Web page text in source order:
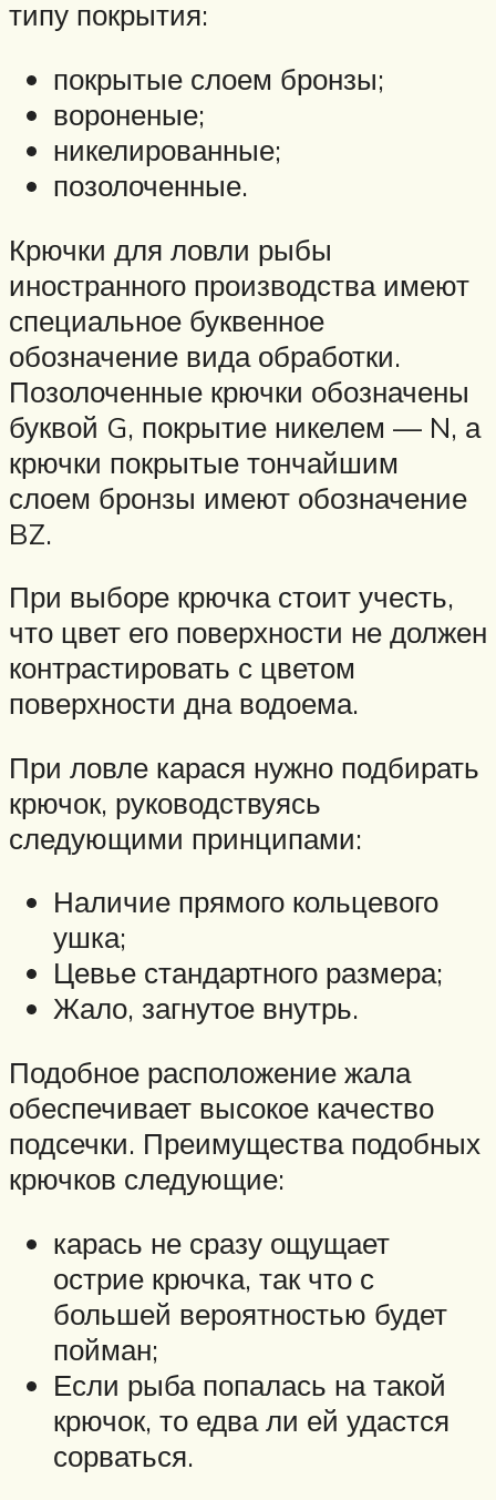
типу покрытия:
покрытые слоем бронзы;
вороненые;
никелированные;
позолоченные.
Крючки для ловли рыбы
иностранного производства имеют
специальное буквенное
обозначение вида обработки.
Позолоченные крючки обозначены
буквой G, покрытие никелем — N, а
крючки покрытые тончайшим
слоем бронзы имеют обозначение
BZ.
При выборе крючка стоит учесть,
что цвет его поверхности не должен
контрастировать с цветом
поверхности дна водоема.
При ловле карася нужно подбирать
крючок, руководствуясь
следующими принципами:
Наличие прямого кольцевого
ушка;
Цевье стандартного размера;
Жало, загнутое внутрь.
Подобное расположение жала
обеспечивает высокое качество
подсечки. Преимущества подобных
крючков следующие:
карась не сразу ощущает
острие крючка, так что с
большей вероятностью будет
пойман;
Если рыба попалась на такой
крючок, то едва ли ей удастся
сорваться.